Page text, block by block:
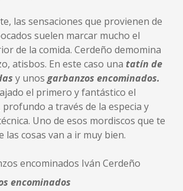
las sensaciones que provienen de
suelen marcar mucho el
de la comida. Cerdeño demomina
atisbos. En este caso una tatín de
y unos garbanzos encominados.
el primero y fantástico el
profundo a través de la especia y
Uno de esos mordiscos que te
las cosas van a ir muy bien.
encominados